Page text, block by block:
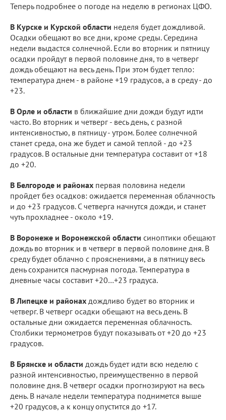
Теперь подробнее о погоде на неделю в регионах ЦФО.
В Курске и Курской области неделя будет дождливой.
Осадки обещают во все дни, кроме среды. Середина
недели выдастся солнечной. Если во вторник и пятницу
осадки пройдут в первой половине дня, то в четверг
дождь обещают на весь день. При этом будет тепло:
температура днем - в районе +19 градусов, а в среду - до
+23.
В Орле и области в ближайшие дни дожди будут идти
часто. Во вторник и четверг - весь день, с разной
интенсивностью, в пятницу - утром. Более солнечной
станет среда, она же будет и самой теплой - до +23
градусов. В остальные дни температура составит от +18
до +20.
В Белгороде и районах первая половина недели
пройдет без осадков: ожидается переменная облачность
и до +23 градусов. С четверга начнутся дожди, и станет
чуть прохладнее - около +19.
В Воронеже и Воронежской области синоптики обещают
дождь во вторник и в четверг в первой половине дня. В
среду будет облачно с прояснениями, а в пятницу весь
день сохранится пасмурная погода. Температура в
дневные часы составит +20…+23 градуса.
В Липецке и районах дождливо будет во вторник и
четверг. В четверг осадки обещают на весь день. В
остальные дни ожидается переменная облачность.
Столбики термометров будут показывать от +20 до +23
градусов.
В Брянске и области дождь будет идти всю неделю с
разной интенсивностью, преимущественно в первой
половине дня. В четверг осадки прогнозируют на весь
день. В начале недели температура поднимется выше
+20 градусов, а к концу опустится до +17.